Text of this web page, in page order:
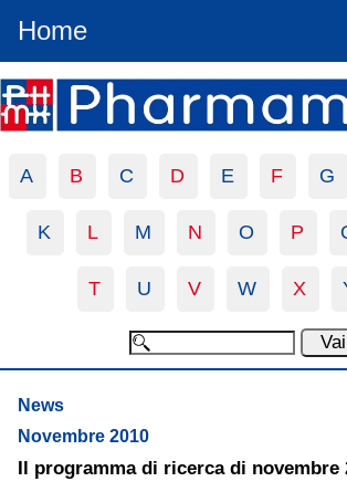
Home
A B C D E F G
K L M N O P
T U V W X
News
Novembre 2010
Il programma di ricerca di novembre